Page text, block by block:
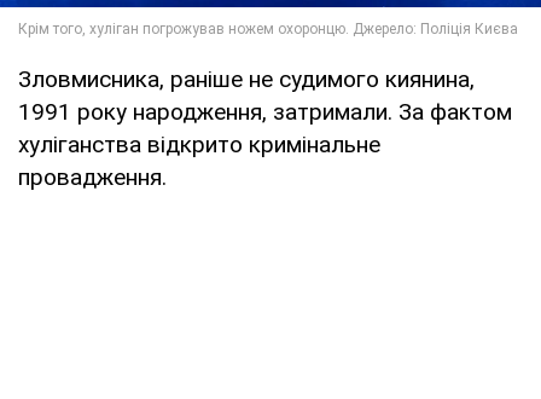
Зловмисника, раніше не судимого киянина,
1991 року народження, затримали. За фактом
хуліганства відкрито кримінальне
провадження.